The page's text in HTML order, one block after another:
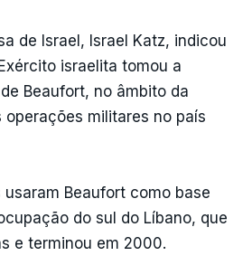
de Israel, Israel Katz, indicou
israelita tomou a
Beaufort, no âmbito da
operações militares no país
Beaufort como base
do sul do Líbano, que
e terminou em 2000.